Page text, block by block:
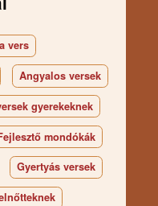
vers
Angyalos versek
gyerekeknek
mondókák
Gyertyás versek